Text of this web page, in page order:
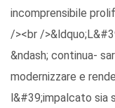
incomprensibile
/><br /
&ndash; continua-
modernizzare e
l&#39;impalcato sia